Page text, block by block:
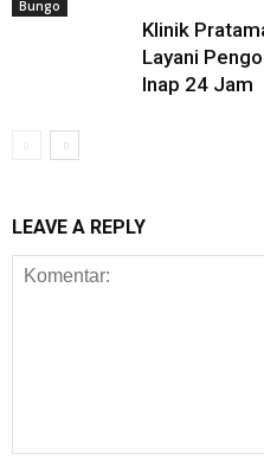
Bungo
Klinik
Layani
Inap 24 Jam
LEAVE A REPLY